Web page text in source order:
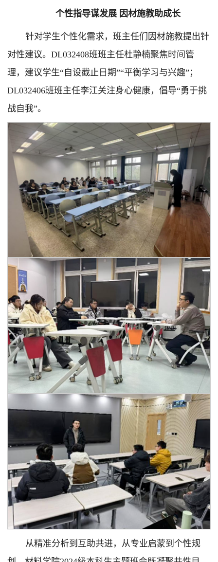
个性指导谋发展 因材施教助成长
针对学生个性化需求，班主任们因材施教提出针
对性建议。DL032408班班主任杜静楠聚焦时间管
理，建议学生“自设截止日期”“平衡学习与兴趣”；
DL032406班班主任李江关注身心健康，倡导“勇于挑
战自我”。
从精准分析到互助共进，从专业启蒙到个性规